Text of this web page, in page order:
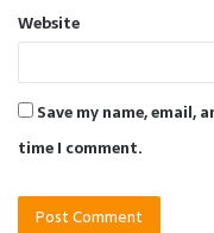
Website
Save my name, email,
time I comment.